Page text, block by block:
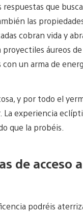
que
las
cobran vida y
proyectiles áureos
un arma de
y por todo el
La experiencia
que la probéis.
de acceso
podréis